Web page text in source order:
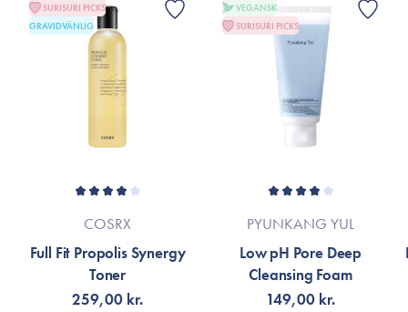
SURISURI PICKS
GRAVIDVÄNLIG
COSRX
Full Fit Propolis Synergy
Toner
259,00 kr.
VEGANSK
SURISURI PICKS
PYUNKANG YUL
Low pH Pore Deep
Cleansing Foam
149,00 kr.